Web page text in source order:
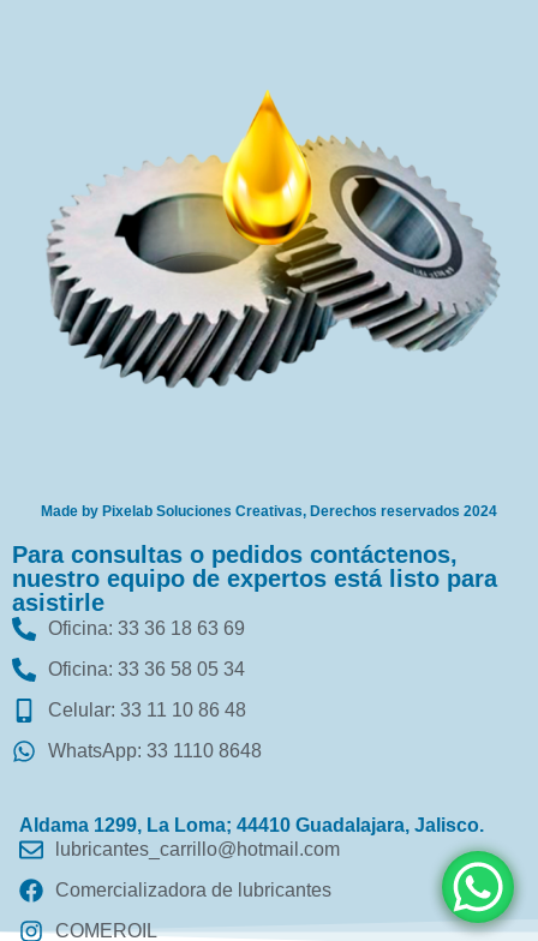
Made by Pixelab Soluciones Creativas, Derechos reservados 2024
Para consultas o pedidos contáctenos,
nuestro equipo de expertos está listo para
asistirle
Oficina: 33 36 18 63 69
Oficina: 33 36 58 05 34
Celular: 33 11 10 86 48
WhatsApp: 33 1110 8648
Aldama 1299, La Loma; 44410 Guadalajara, Jalisco.
lubricantes_carrillo@hotmail.com
Comercializadora de lubricantes
COMEROIL